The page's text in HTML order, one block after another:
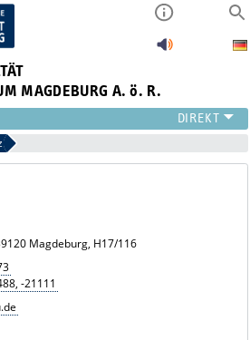
MAGDEBURG A. ö. R.
Magdeburg, H17/116
-21111